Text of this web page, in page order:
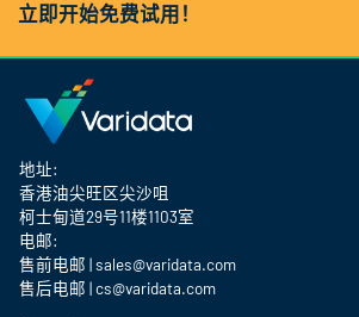
立即开始免费试用！
地址:
香港油尖旺区尖沙咀
柯士甸道29号11楼1103室
电邮:
售前电邮 | sales@varidata.com
售后电邮 | cs@varidata.com